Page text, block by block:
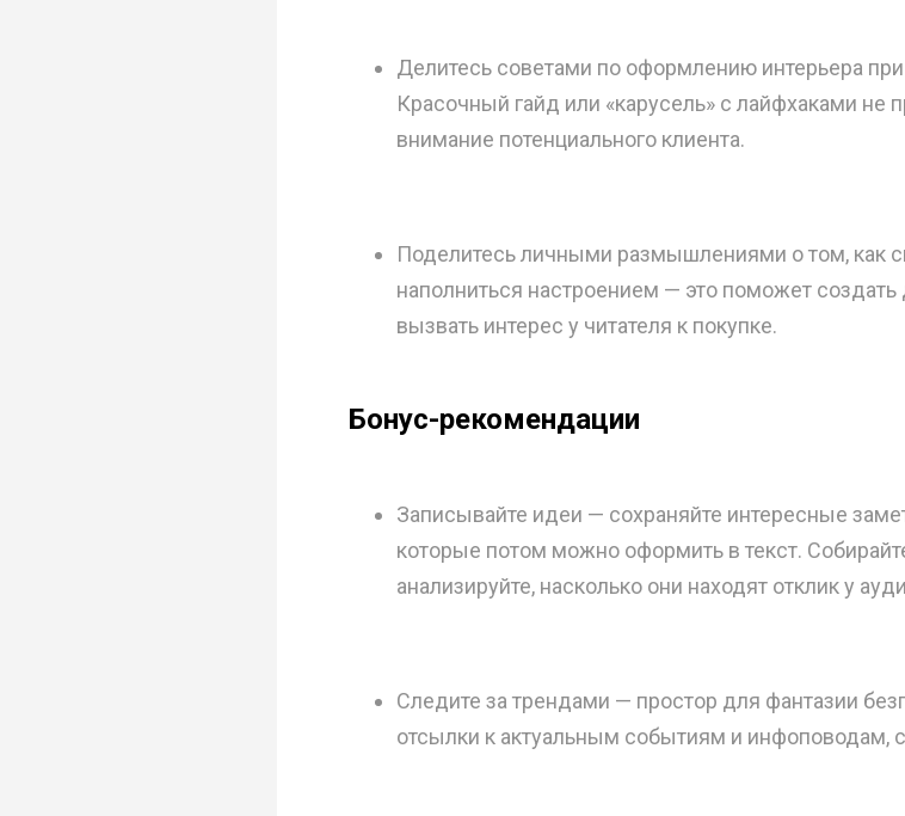
Делитесь советами по оформлению интерьера
Красочный гайд или «карусель» с лайфхаками не
внимание потенциального клиента.
Поделитесь личными размышлениями о том, как
наполниться настроением — это поможет
вызвать интерес у читателя к покупке.
Бонус-рекомендации
Записывайте идеи — сохраняйте интересные
которые потом можно оформить в текст.
анализируйте, насколько они находят отклик у
Следите за трендами — простор для фантазии
отсылки к актуальным событиям и инфоповодам,